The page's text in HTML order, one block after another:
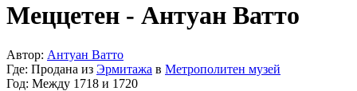
Меццетен - Антуан Ватто
Автор: Антуан Ватто
Где: Продана из Эрмитажа в Метрополитен музей
Год: Между 1718 и 1720